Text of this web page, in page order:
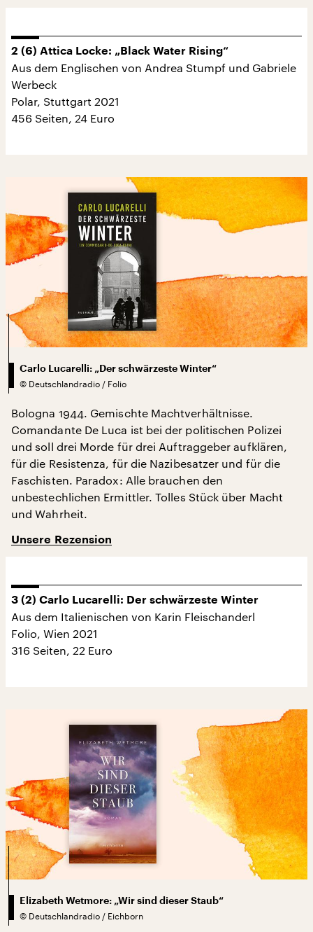
2 (6) Attica Locke: „Black Water Rising“
Aus dem Englischen von Andrea Stumpf und Gabriele
Werbeck
Polar, Stuttgart 2021
456 Seiten, 24 Euro
Carlo Lucarelli: „Der schwärzeste Winter“
© Deutschlandradio / Folio
Bologna 1944. Gemischte Machtverhältnisse.
Comandante De Luca ist bei der politischen Polizei
und soll drei Morde für drei Auftraggeber aufklären,
für die Resistenza, für die Nazibesatzer und für die
Faschisten. Paradox: Alle brauchen den
unbestechlichen Ermittler. Tolles Stück über Macht
und Wahrheit.
Unsere Rezension
3 (2) Carlo Lucarelli: Der schwärzeste Winter
Aus dem Italienischen von Karin Fleischanderl
Folio, Wien 2021
316 Seiten, 22 Euro
Elizabeth Wetmore: „Wir sind dieser Staub“
© Deutschlandradio / Eichborn